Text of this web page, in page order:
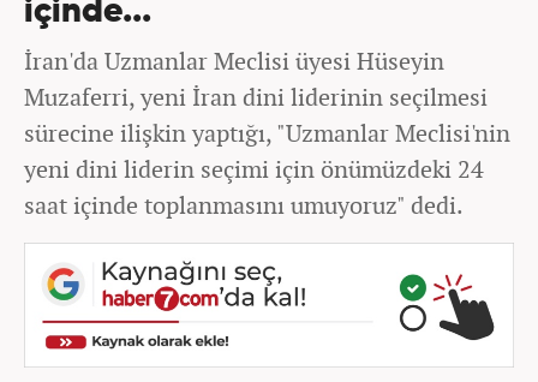
içinde...
İran'da Uzmanlar Meclisi üyesi Hüseyin
Muzaferri, yeni İran dini liderinin seçilmesi
sürecine ilişkin yaptığı, "Uzmanlar Meclisi'nin
yeni dini liderin seçimi için önümüzdeki 24
saat içinde toplanmasını umuyoruz" dedi.